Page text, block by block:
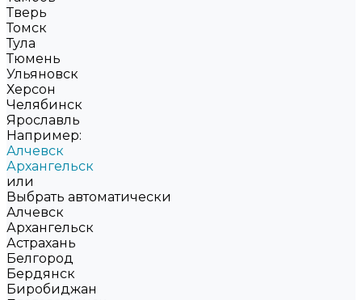
Тверь
Томск
Тула
Тюмень
Ульяновск
Херсон
Челябинск
Ярославль
Например:
Алчевск
Архангельск
или
Выбрать автоматически
Алчевск
Архангельск
Астрахань
Белгород
Бердянск
Биробиджан